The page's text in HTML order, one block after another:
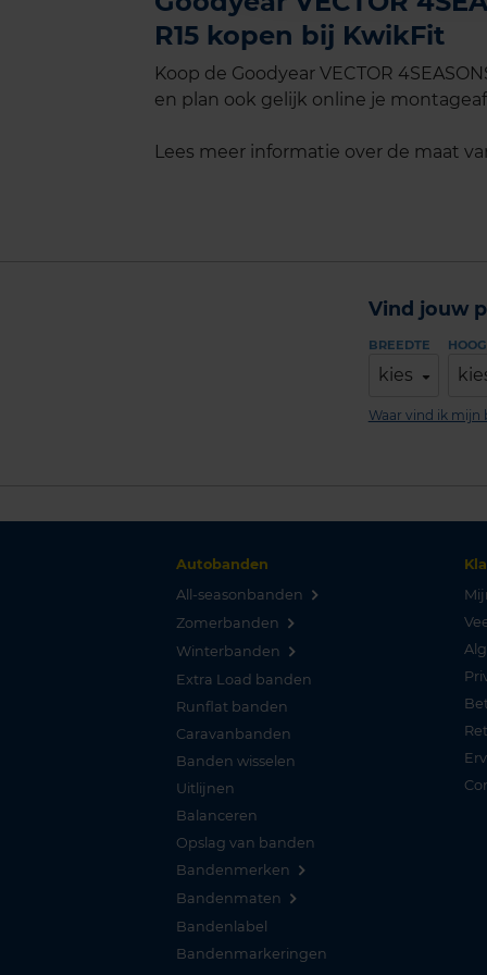
R15 kopen bij KwikFit
Koop de Goodyear VECTOR
en plan ook gelijk online je
Lees meer informatie over de maat
Vind jouw
BREEDTE
kies
Waar vind ik mijn
Autobanden
All-seasonbanden
Zomerbanden
Winterbanden
Extra Load banden
Runflat banden
Caravanbanden
Banden wisselen
Uitlijnen
Balanceren
Opslag van banden
Bandenmerken
Bandenmaten
Bandenlabel
Bandenmarkeringen